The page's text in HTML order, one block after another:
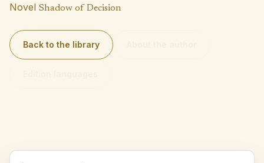
Novel Shadow of Decision
Back to the library